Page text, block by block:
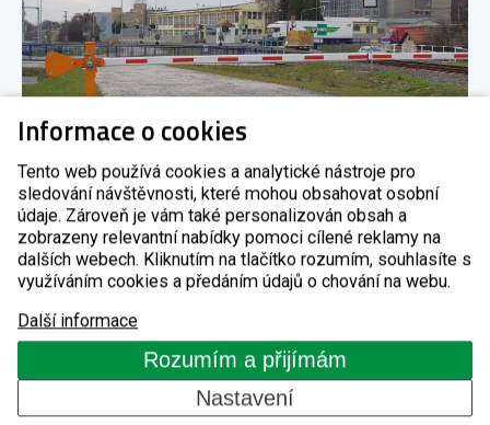
Nezapomínejme na
jednoduchá řešení v podobě
mechanických závor
Kontrolovat vjezd vozidel na parkoviště,
vyhrazené plochy, firemní areály a
Informace o cookies
Tento web používá cookies a analytické nástroje pro
sledování návštěvnosti, které mohou obsahovat osobní
údaje. Zároveň je vám také personalizován obsah a
zobrazeny relevantní nabídky pomoci cílené reklamy na
dalších webech. Kliknutím na tlačítko rozumím, souhlasíte s
využíváním cookies a předáním údajů o chování na webu.
Další informace
Rozumím a přijímám
Nastavení